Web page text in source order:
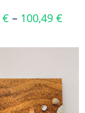
€ – 100,49 €